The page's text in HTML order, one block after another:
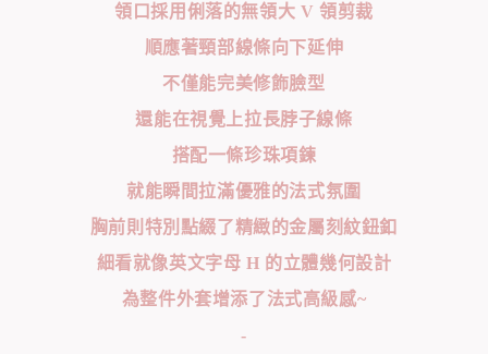
領口採用俐落的無領大 V 領剪裁
順應著頸部線條向下延伸
不僅能完美修飾臉型
還能在視覺上拉長脖子線條
搭配一條珍珠項鍊
就能瞬間拉滿優雅的法式氛圍
胸前則特別點綴了精緻的金屬刻紋鈕釦
細看就像英文字母 H 的立體幾何設計
為整件外套增添了法式高級感~
-